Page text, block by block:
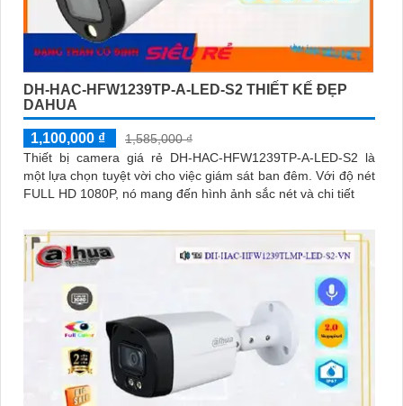
DH-HAC-HFW1239TP-A-LED-S2 THIẾT KẾ ĐẸP
DAHUA
1,100,000 ₫
1,585,000 ₫
Thiết bị camera giá rẻ DH-HAC-HFW1239TP-A-LED-S2 là
một lựa chọn tuyệt vời cho việc giám sát ban đêm. Với độ nét
FULL HD 1080P, nó mang đến hình ảnh sắc nét và chi tiết